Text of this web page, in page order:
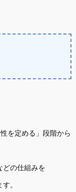
を定める」段階から
どの仕組みを
。